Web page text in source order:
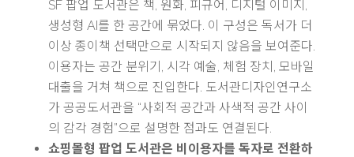
SF 팝업 도서관은 책, 원화, 피규어, 디지털 이미지,
생성형 AI를 한 공간에 묶었다. 이 구성은 독서가 더
이상 종이책 선택만으로 시작되지 않음을 보여준다.
이용자는 공간 분위기, 시각 예술, 체험 장치, 모바일
대출을 거쳐 책으로 진입한다. 도서관디자인연구소
가 공공도서관을 “사회적 공간과 사색적 공간 사이
의 감각 경험”으로 설명한 점과도 연결된다.
쇼핑몰형 팝업 도서관은 비이용자를 독자로 전환하